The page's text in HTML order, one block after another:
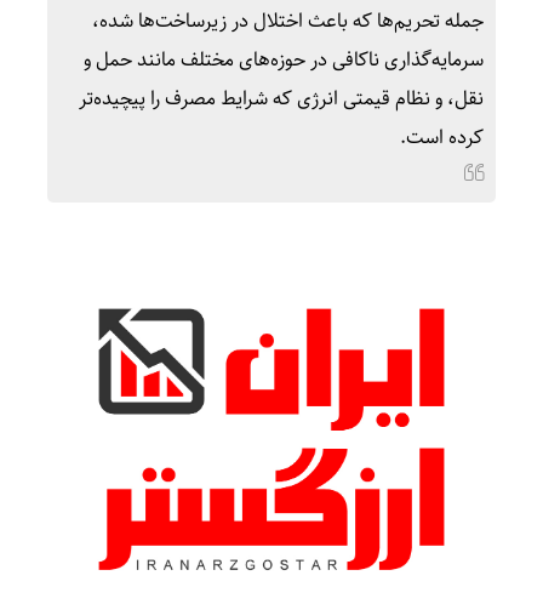
جمله تحریم‌ها که باعث اختلال در زیرساخت‌ها شده،
سرمایه‌گذاری ناکافی در حوزه‌های مختلف مانند حمل و
نقل، و نظام قیمتی انرژی که شرایط مصرف را پیچیده‌تر
کرده است.